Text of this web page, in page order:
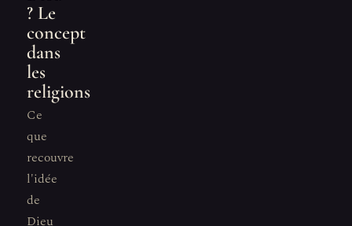
? Le
concept
dans
les
religions
Ce
que
recouvre
l'idée
de
Dieu